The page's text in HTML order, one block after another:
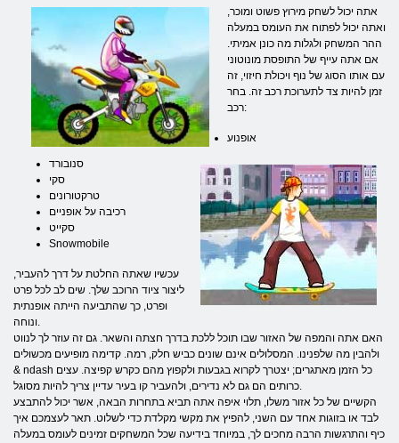
אתה יכול לשחק מירוץ פשוט ומוכר,
ואתה יכול לפתוח את העומס במעלה
ההר המשחק ולגלות מה כונן אמיתי.
אם אתה עייף של התופסת מונוטוני
עם אותו הסוג של נוף ויכולת חיזוי, זה
זמן להיות צד לתערוכת רכב זה. בחר
רכב:
אופנוע
סנובורד
טרקטורונים
רכיבה על אופניים
סקייט
Snowmobile
עכשיו שאתה החלטת על דרך להעביר,
ליצור ציוד הרוכב שלך. שים לב לכל פרט
ופרט, כך שהתביעה הייתה אופנתית
ונוחה.
האם אתה והמפה של האזור שבו תוכל ללכת בדרך חצתה והשאר. גם זה עוזר לך לנווט
ולהבין מה שלפנינו. המסלולים אינם שונים כביש חלק, רמה. קדימה מופיעים מכשולים
& ndash כל הזמן מאתגרים; יצטרך לקרוא בגבעות ולקפוץ מהם כקרש קפיצה. עצים
כרותים הם גם לא נדירים, ולהעביר קו בעיר עדיין צריך להיות מסוגל.
הקשיים של כל אזור משלו, תלוי איפה אתה תביא בתחרות הבאה, אשר יכול להתבצע
לבד או בזוגות אחד עם השני, להפיץ את מקשי מקלדת כדי לשלוט. תאר לעצמכם איך
כיף והתרגשות הרבה מחכים לך, במיוחד בידיעה שכל המשחקים זמינים לעומס במעלה